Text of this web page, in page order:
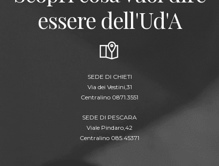
essere dell'Ud'A
SEDE DI CHIETI
Via dei Vestini,31
Centralino 0871.3551
SEDE DI PESCARA
Viale Pindaro,42
Centralino 085.45371